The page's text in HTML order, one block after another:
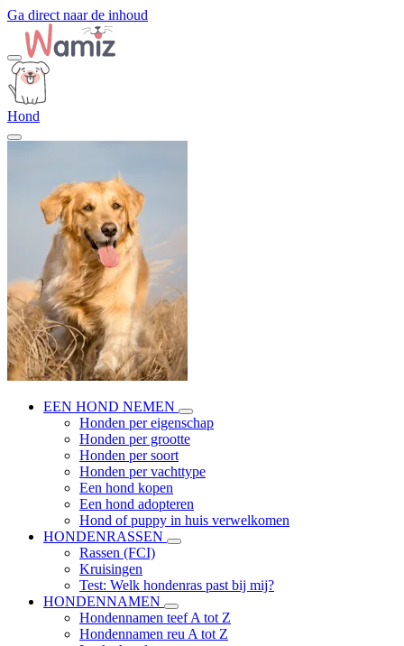
Ga direct naar de inhoud
Hond
EEN HOND NEMEN
Honden per eigenschap
Honden per grootte
Honden per soort
Honden per vachttype
Een hond kopen
Een hond adopteren
Hond of puppy in huis verwelkomen
HONDENRASSEN
Rassen (FCI)
Kruisingen
Test: Welk hondenras past bij mij?
HONDENNAMEN
Hondennamen teef A tot Z
Hondennamen reu A tot Z